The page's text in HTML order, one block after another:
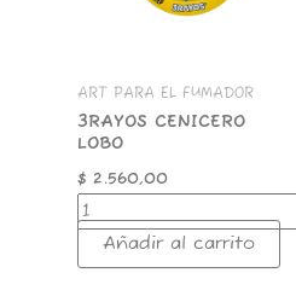
ART PARA EL FUMADOR
3RAYOS CENICERO
LOBO
$ 2.560,00
Añadir al carrito